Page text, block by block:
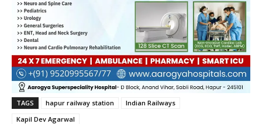
TAGS hapur railway station
Indian Railways
Kapil Dev Agarwal